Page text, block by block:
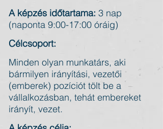
A képzés időtartama: 3 nap
(naponta 9:00-17:00 óráig)
Célcsoport:
Minden olyan munkatárs, aki
bármilyen irányítási, vezetői
(emberek) pozíciót tölt be a
vállalkozásban, tehát embereket
irányít, vezet.